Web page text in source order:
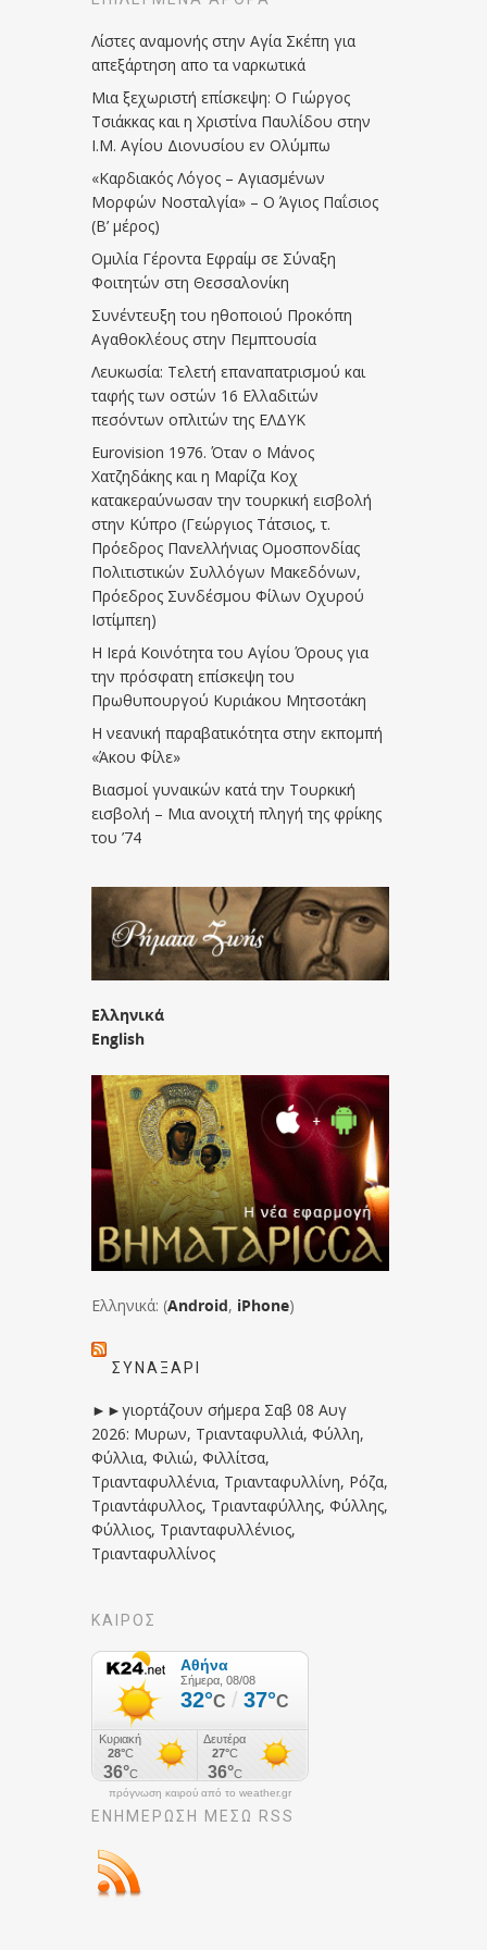
Λίστες αναμονής στην Αγία Σκέπη για
απεξάρτηση απο τα ναρκωτικά
Μια ξεχωριστή επίσκεψη: Ο Γιώργος
Τσιάκκας και η Χριστίνα Παυλίδου στην
Ι.Μ. Αγίου Διονυσίου εν Ολύμπω
«Καρδιακός Λόγος – Αγιασμένων
Μορφών Νοσταλγία» – Ο Άγιος Παΐσιος
(Β’ μέρος)
Ομιλία Γέροντα Εφραίμ σε Σύναξη
Φοιτητών στη Θεσσαλονίκη
Συνέντευξη του ηθοποιού Προκόπη
Αγαθοκλέους στην Πεμπτουσία
Λευκωσία: Τελετή επαναπατρισμού και
ταφής των οστών 16 Ελλαδιτών
πεσόντων οπλιτών της ΕΛΔΥΚ
Eurovision 1976. Όταν ο Μάνος
Χατζηδάκης και η Μαρίζα Κοχ
κατακεραύνωσαν την τουρκική εισβολή
στην Κύπρο (Γεώργιος Τάτσιος, τ.
Πρόεδρος Πανελλήνιας Ομοσπονδίας
Πολιτιστικών Συλλόγων Μακεδόνων,
Πρόεδρος Συνδέσμου Φίλων Οχυρού
Ιστίμπεη)
Η Ιερά Κοινότητα του Αγίου Όρους για
την πρόσφατη επίσκεψη του
Πρωθυπουργού Κυριάκου Μητσοτάκη
Η νεανική παραβατικότητα στην εκπομπή
«Άκου Φίλε»
Βιασμοί γυναικών κατά την Τουρκική
εισβολή – Μια ανοιχτή πληγή της φρίκης
του ’74
Ελληνικά
English
Ελληνικά: (Android, iPhone)
ΣΥΝΑΞΆΡΙ
►►γιορτάζουν σήμερα Σαβ 08 Αυγ
2026: Μυρων, Τριανταφυλλιά, Φύλλη,
Φύλλια, Φιλιώ, Φιλλίτσα,
Τριανταφυλλένια, Τριανταφυλλίνη, Ρόζα,
Τριαντάφυλλος, Τριανταφύλλης, Φύλλης,
Φύλλιος, Τριανταφυλλένιος,
Τριανταφυλλίνος
ΚΑΙΡΟΣ
πρόγνωση καιρού από το weather.gr
ΕΝΗΜΈΡΩΣΉ ΜΕΣΩ RSS